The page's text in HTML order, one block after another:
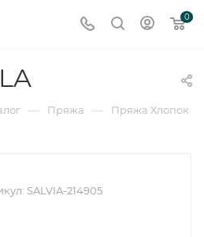
0
— Пряжа — Пряжа Хлопок
SALVIA-214905